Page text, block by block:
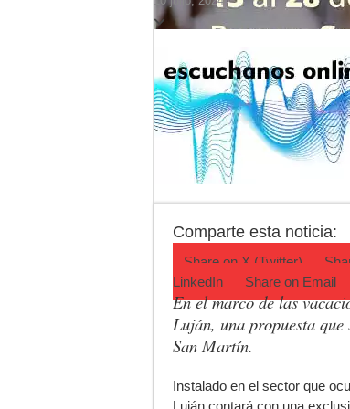
La 5°
Agenda
ANMAT
Fiesta
Luján
Comparte esta noticia:
Share on X (Twitter)
LinkedIn
Share on Email
En el marco de las
Luján, una propuesta
San Martín.
Instalado en el sector que
Luján contará con una